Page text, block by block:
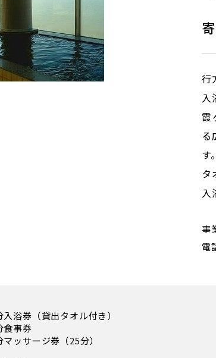
行
入
霞
る
す。
タ
入
事
電
入浴券（貸出タオル付き）
食事券
マッサージ券（25分）